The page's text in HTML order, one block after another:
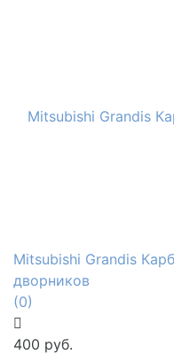
Mitsubishi Grandis
дворников
(0)
400 руб.